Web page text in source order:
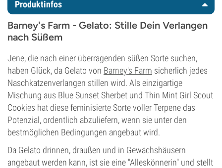
Produktinfos
Barney's Farm - Gelato: Stille Dein Verlangen
nach Süßem
Jene, die nach einer überragenden süßen Sorte suchen,
haben Glück, da Gelato von Barney's Farm sicherlich jedes
Naschkatzenverlangen stillen wird. Als einzigartige
Mischung aus Blue Sunset Sherbet und Thin Mint Girl Scout
Cookies hat diese feminisierte Sorte voller Terpene das
Potenzial, ordentlich abzuliefern, wenn sie unter den
bestmöglichen Bedingungen angebaut wird.
Da Gelato drinnen, draußen und in Gewächshäusern
angebaut werden kann, ist sie eine "Alleskönnerin" und stellt